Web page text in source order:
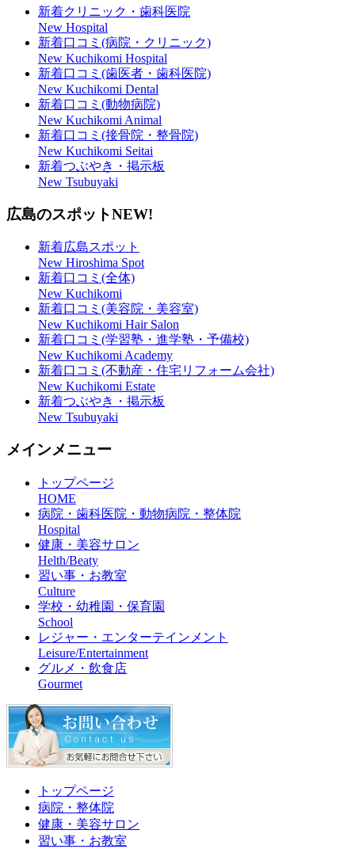
新着クリニック・歯科医院
New Hospital
新着口コミ(病院・クリニック)
New Kuchikomi Hospital
新着口コミ(歯医者・歯科医院)
New Kuchikomi Dental
新着口コミ(動物病院)
New Kuchikomi Animal
新着口コミ(接骨院・整骨院)
New Kuchikomi Seitai
新着つぶやき・掲示板
New Tsubuyaki
広島のスポットNEW!
新着広島スポット
New Hiroshima Spot
新着口コミ(全体)
New Kuchikomi
新着口コミ(美容院・美容室)
New Kuchikomi Hair Salon
新着口コミ(学習塾・進学塾・予備校)
New Kuchikomi Academy
新着口コミ(不動産・住宅リフォーム会社)
New Kuchikomi Estate
新着つぶやき・掲示板
New Tsubuyaki
メインメニュー
トップページ
HOME
病院・歯科医院・動物病院・整体院
Hospital
健康・美容サロン
Helth/Beaty
習い事・お教室
Culture
学校・幼稚園・保育園
School
レジャー・エンターテインメント
Leisure/Entertainment
グルメ・飲食店
Gourmet
トップページ
病院・整体院
健康・美容サロン
習い事・お教室